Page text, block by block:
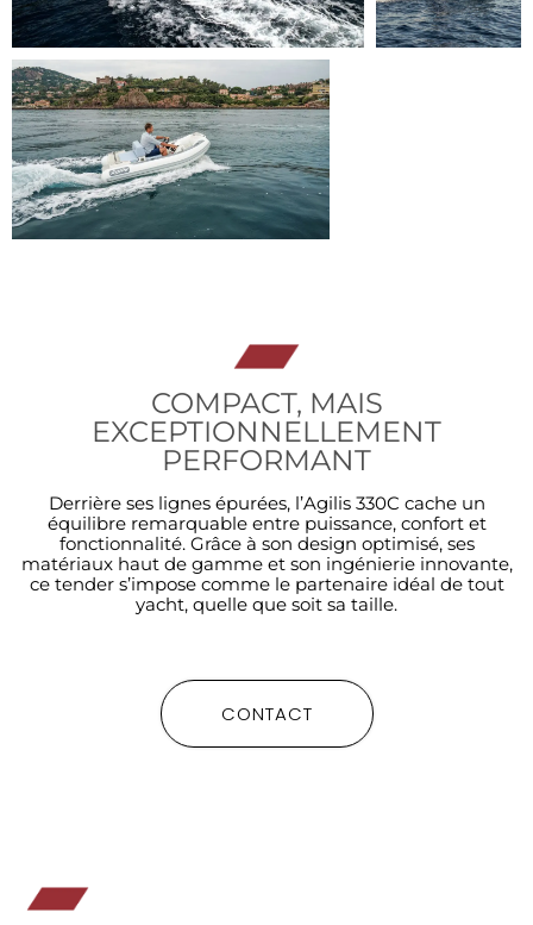
COMPACT, MAIS
EXCEPTIONNELLEMENT
PERFORMANT
Derrière ses lignes épurées, l’Agilis 330C cache un
équilibre remarquable entre puissance, confort et
fonctionnalité. Grâce à son design optimisé, ses
matériaux haut de gamme et son ingénierie innovante,
ce tender s’impose comme le partenaire idéal de tout
yacht, quelle que soit sa taille.
CONTACT